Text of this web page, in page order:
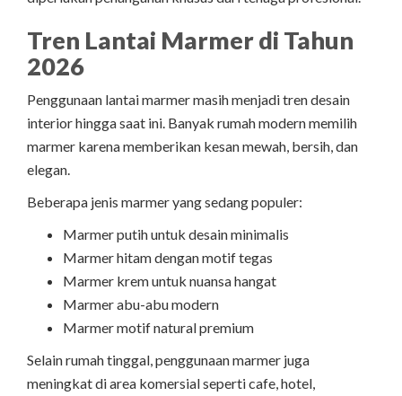
Tren Lantai Marmer di Tahun
2026
Penggunaan lantai marmer masih menjadi tren desain
interior hingga saat ini. Banyak rumah modern memilih
marmer karena memberikan kesan mewah, bersih, dan
elegan.
Beberapa jenis marmer yang sedang populer:
Marmer putih untuk desain minimalis
Marmer hitam dengan motif tegas
Marmer krem untuk nuansa hangat
Marmer abu-abu modern
Marmer motif natural premium
Selain rumah tinggal, penggunaan marmer juga
meningkat di area komersial seperti cafe, hotel,